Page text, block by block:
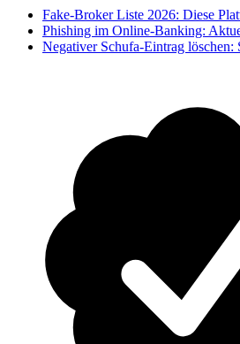
Fake-Broker Liste 2026: Diese
Phishing im Online-Banking:
Negativer Schufa-Eintrag